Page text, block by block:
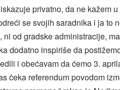
privatno, da ne kažem
se svojih saradnika i ja to
od gradske administracije,
dodatno inspiriše da
i obećavam da ćemo 3.
čeka referendum povodom